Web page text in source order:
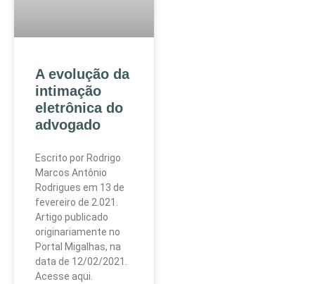
A evolução da
intimação
eletrônica do
advogado
Escrito por Rodrigo
Marcos Antônio
Rodrigues em 13 de
fevereiro de 2.021.
Artigo publicado
originariamente no
Portal Migalhas, na
data de 12/02/2021.
Acesse aqui.